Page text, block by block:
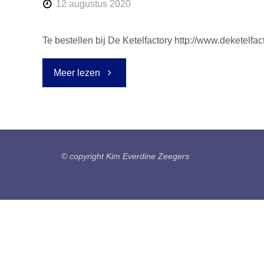
12 augustus 2020
Te bestellen bij De Ketelfactory http://
Meer lezen "Cahiers
2020"
© copyright Kim Everdine Zeegers